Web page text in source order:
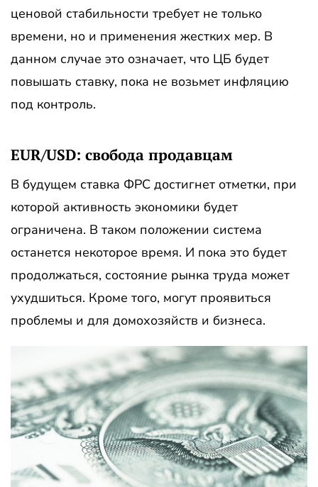
ценовой стабильности требует не только
времени, но и применения жестких мер. В
данном случае это означает, что ЦБ будет
повышать ставку, пока не возьмет инфляцию
под контроль.
EUR/USD: свобода продавцам
В будущем ставка ФРС достигнет отметки, при
которой активность экономики будет
ограничена. В таком положении система
останется некоторое время. И пока это будет
продолжаться, состояние рынка труда может
ухудшиться. Кроме того, могут проявиться
проблемы и для домохозяйств и бизнеса.